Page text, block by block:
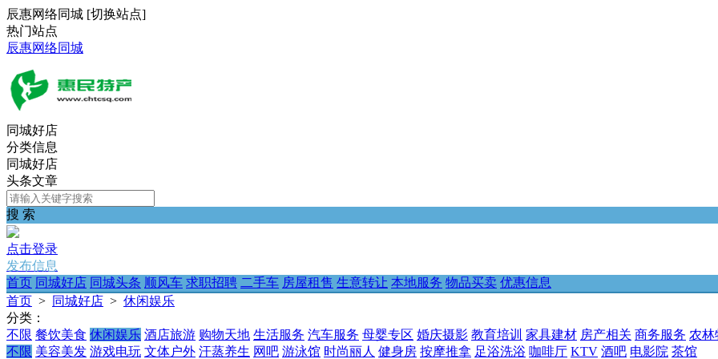
辰惠网络同城 [切换站点]
热门站点
辰惠网络同城
同城好店
分类信息
同城好店
头条文章
搜 索
点击登录
发布信息
首页 同城好店 同城头条 顺风车 求职招聘 二手车 房屋租售 生意转让 本地服务 物品买卖 优惠信息
首页 > 同城好店 > 休闲娱乐
分类：
不限 餐饮美食 休闲娱乐 酒店旅游 购物天地 生活服务 汽车服务 母婴专区 婚庆摄影 教育培训 家具建材 房产相关 商务服务 农林
不限 美容美发 游戏电玩 文体户外 汗蒸养生 网吧 游泳馆 时尚丽人 健身房 按摩推拿 足浴洗浴 咖啡厅 KTV 酒吧 电影院 茶馆